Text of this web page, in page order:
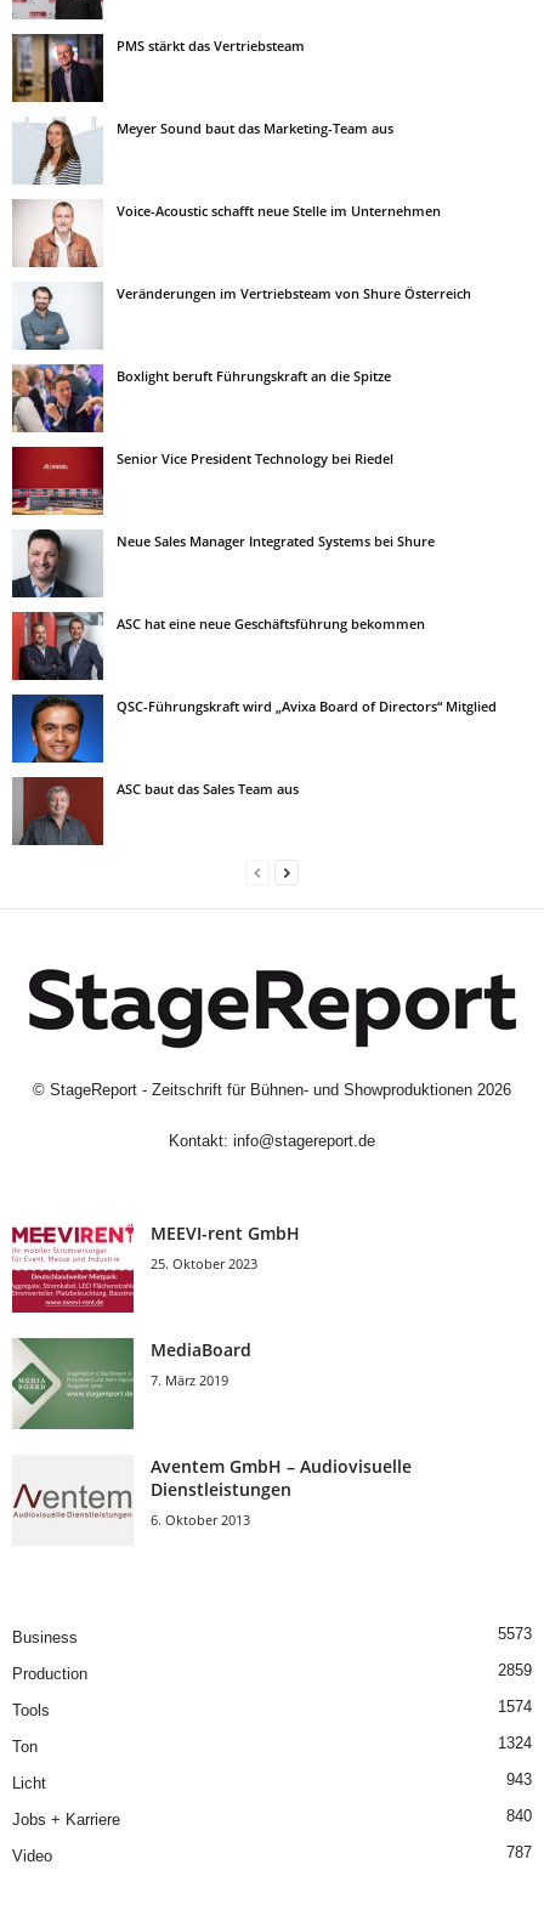
PMS stärkt das Vertriebsteam
Meyer Sound baut das Marketing-Team aus
Voice-Acoustic schafft neue Stelle im Unternehmen
Veränderungen im Vertriebsteam von Shure Österreich
Boxlight beruft Führungskraft an die Spitze
Senior Vice President Technology bei Riedel
Neue Sales Manager Integrated Systems bei Shure
ASC hat eine neue Geschäftsführung bekommen
QSC-Führungskraft wird „Avixa Board of Directors“ Mitglied
ASC baut das Sales Team aus
© StageReport - Zeitschrift für Bühnen- und Showproduktionen 2026
Kontakt: info@stagereport.de
MEEVI-rent GmbH
25. Oktober 2023
MediaBoard
7. März 2019
Aventem GmbH – Audiovisuelle
Dienstleistungen
6. Oktober 2013
Business 5573
Production 2859
Tools 1574
Ton 1324
Licht 943
Jobs + Karriere 840
Video 787